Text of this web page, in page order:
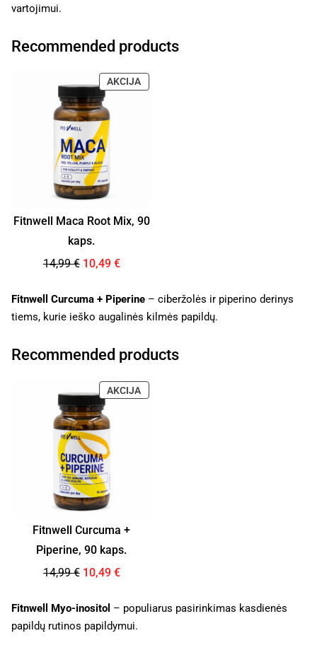
vartojimui.
Recommended products
AKCIJA
Fitnwell Maca Root Mix, 90
kaps.
14,99€ 10,49 €
Fitnwell Curcuma + Piperine – ciberžolės ir piperino derinys
tiems, kurie ieško augalinės kilmės papildų.
Recommended products
AKCIJA
Fitnwell Curcuma +
Piperine, 90 kaps.
14,99€ 10,49 €
Fitnwell Myo-inositol – populiarus pasirinkimas kasdienės
papildų rutinos papildymui.